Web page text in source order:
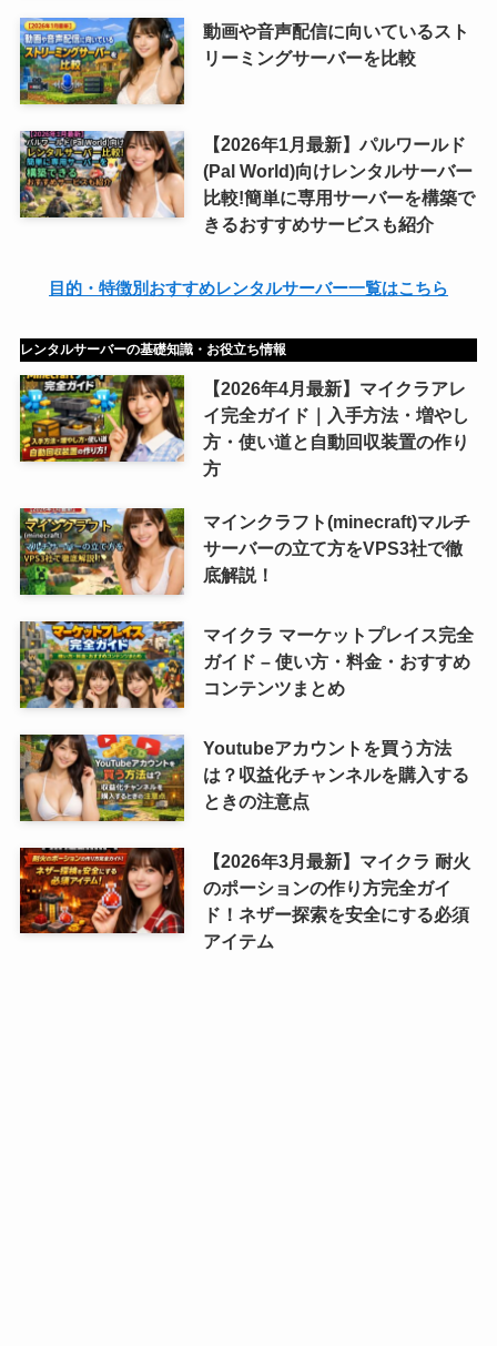
動画や音声配信に向いているスト
リーミングサーバーを比較
【2026年1月最新】パルワールド
(Pal World)向けレンタルサーバー
比較!簡単に専用サーバーを構築で
きるおすすめサービスも紹介
目的・特徴別おすすめレンタルサーバー一覧はこちら
レンタルサーバーの基礎知識・お役立ち情報
【2026年4月最新】マイクラアレ
イ完全ガイド｜入手方法・増やし
方・使い道と自動回収装置の作り
方
マインクラフト(minecraft)マルチ
サーバーの立て方をVPS3社で徹
底解説！
マイクラ マーケットプレイス完全
ガイド – 使い方・料金・おすすめ
コンテンツまとめ
Youtubeアカウントを買う方法
は？収益化チャンネルを購入する
ときの注意点
【2026年3月最新】マイクラ 耐火
のポーションの作り方完全ガイ
ド！ネザー探索を安全にする必須
アイテム